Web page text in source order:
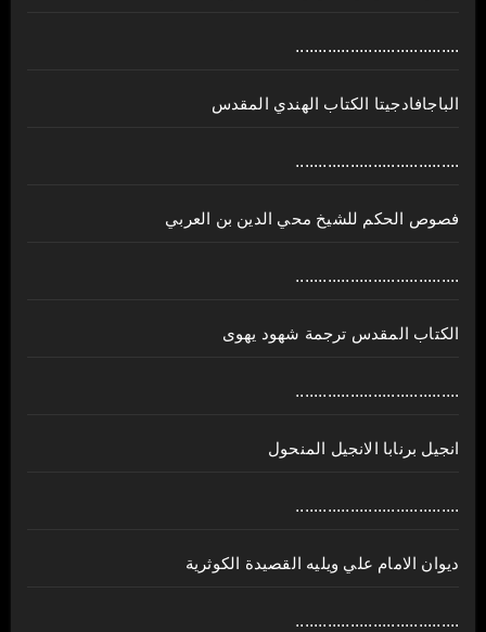
....................................
الباجافادجيتا الكتاب الهندي المقدس
....................................
فصوص الحكم للشيخ محي الدين بن العربي
....................................
الكتاب المقدس ترجمة شهود يهوى
....................................
انجيل برنابا الانجيل المنحول
....................................
ديوان الامام علي ويليه القصيدة الكوثرية
....................................